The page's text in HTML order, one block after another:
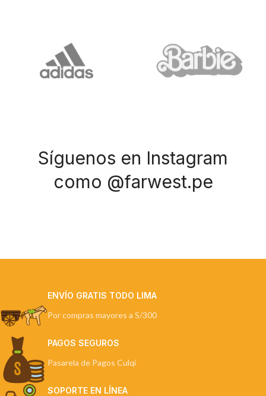
Síguenos en Instagram
como @farwest.pe
ENVÍO GRATIS TODO LIMA
Por compras mayores a S/300
PAGOS SEGUROS
Pasarela de Pagos Culqi
SOPORTE EN LÍNEA